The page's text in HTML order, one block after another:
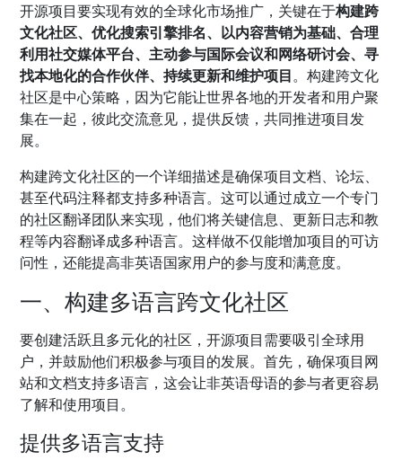
开源项目要实现有效的全球化市场推广，关键在于构建跨
文化社区、优化搜索引擎排名、以内容营销为基础、合理
利用社交媒体平台、主动参与国际会议和网络研讨会、寻
找本地化的合作伙伴、持续更新和维护项目。构建跨文化
社区是中心策略，因为它能让世界各地的开发者和用户聚
集在一起，彼此交流意见，提供反馈，共同推进项目发
展。
构建跨文化社区的一个详细描述是确保项目文档、论坛、
甚至代码注释都支持多种语言。这可以通过成立一个专门
的社区翻译团队来实现，他们将关键信息、更新日志和教
程等内容翻译成多种语言。这样做不仅能增加项目的可访
问性，还能提高非英语国家用户的参与度和满意度。
一、构建多语言跨文化社区
要创建活跃且多元化的社区，开源项目需要吸引全球用
户，并鼓励他们积极参与项目的发展。首先，确保项目网
站和文档支持多语言，这会让非英语母语的参与者更容易
了解和使用项目。
提供多语言支持